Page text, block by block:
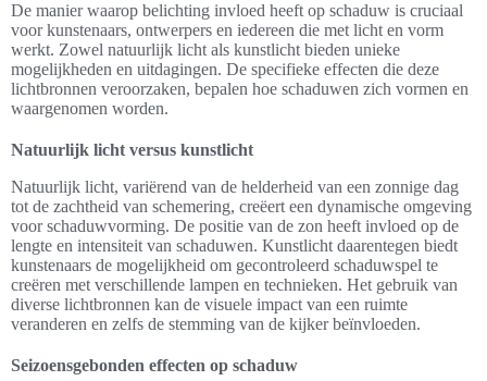
De manier waarop belichting invloed heeft op schaduw is cruciaal
voor kunstenaars, ontwerpers en iedereen die met licht en vorm
werkt. Zowel natuurlijk licht als kunstlicht bieden unieke
mogelijkheden en uitdagingen. De specifieke effecten die deze
lichtbronnen veroorzaken, bepalen hoe schaduwen zich vormen en
waargenomen worden.
Natuurlijk licht versus kunstlicht
Natuurlijk licht, variërend van de helderheid van een zonnige dag
tot de zachtheid van schemering, creëert een dynamische omgeving
voor schaduwvorming. De positie van de zon heeft invloed op de
lengte en intensiteit van schaduwen. Kunstlicht daarentegen biedt
kunstenaars de mogelijkheid om gecontroleerd schaduwspel te
creëren met verschillende lampen en technieken. Het gebruik van
diverse lichtbronnen kan de visuele impact van een ruimte
veranderen en zelfs de stemming van de kijker beïnvloeden.
Seizoensgebonden effecten op schaduw